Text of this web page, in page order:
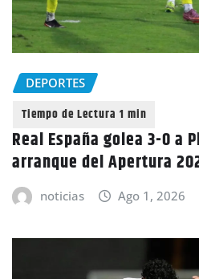
DEPORTES
Real España golea 3-0 a
arranque del Apertura
noticias Ago 1, 2026